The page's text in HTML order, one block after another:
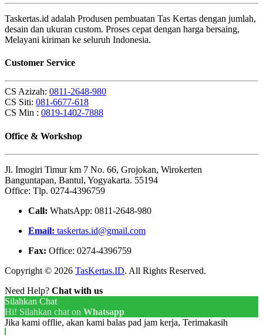
Taskertas.id adalah Produsen pembuatan Tas Kertas dengan jumlah,
desain dan ukuran custom. Proses cepat dengan harga bersaing,
Melayani kiriman ke seluruh Indonesia.
Customer Service
CS Azizah: 0811-2648-980
CS Siti: 081-6677-618
CS Min : 0819-1402-7888
Office & Workshop
Jl. Imogiri Timur km 7 No. 66, Grojokan, Wirokerten
Banguntapan, Bantul, Yogyakarta. 55194
Office: Tlp. 0274-4396759
Call: WhatsApp: 0811-2648-980
Email: taskertas.id@gmail.com
Fax: Office: 0274-4396759
Copyright © 2026 TasKertas.ID. All Rights Reserved.
Need Help? Chat with us
Silahkan Chat
Hi! Silahkan chat on Whatsapp
Jika kami offlie, akan kami balas pad jam kerja, Terimakasih